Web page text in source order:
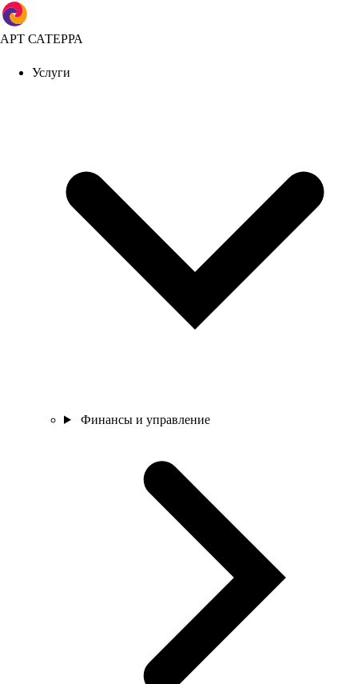
АРТ САТЕРРА
Услуги
Финансы и управление